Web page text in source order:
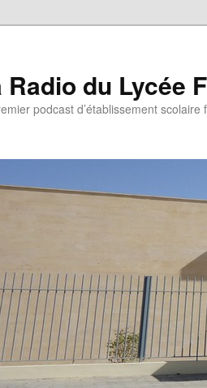
Radio du Lycée
podcast d’établissement